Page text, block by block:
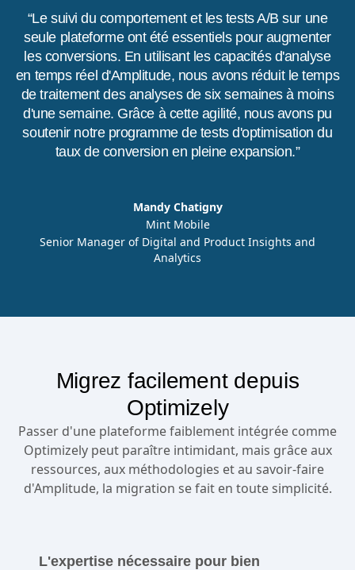
“Le suivi du comportement et les tests A/B sur une
seule plateforme ont été essentiels pour augmenter
les conversions. En utilisant les capacités d'analyse
en temps réel d'Amplitude, nous avons réduit le temps
de traitement des analyses de six semaines à moins
d'une semaine. Grâce à cette agilité, nous avons pu
soutenir notre programme de tests d'optimisation du
taux de conversion en pleine expansion.”
Mandy Chatigny
Mint Mobile
Senior Manager of Digital and Product Insights and
Analytics
Migrez facilement depuis
Optimizely
Passer d'une plateforme faiblement intégrée comme
Optimizely peut paraître intimidant, mais grâce aux
ressources, aux méthodologies et au savoir-faire
d'Amplitude, la migration se fait en toute simplicité.
L'expertise nécessaire pour bien